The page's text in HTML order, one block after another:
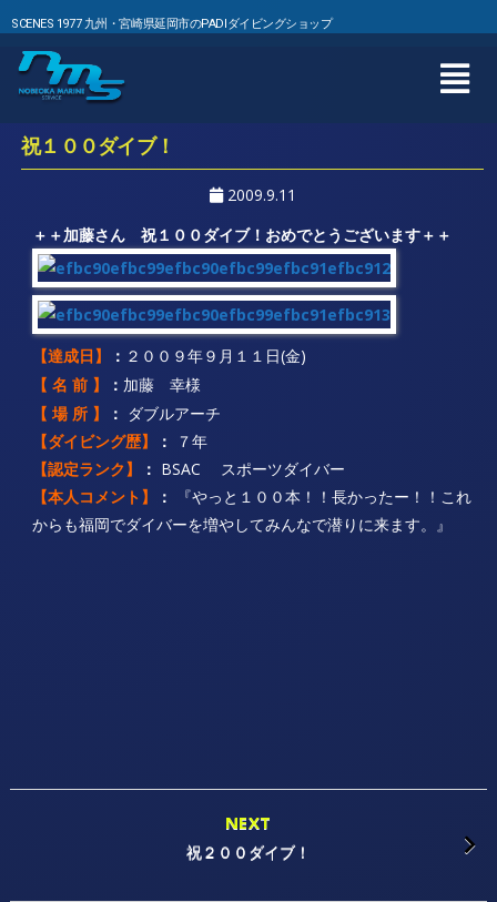
SCENES 1977 九州・宮崎県延岡市のPADIダイビングショップ
祝１００ダイブ！
2009.9.11
＋＋加藤さん 祝１００ダイブ！おめでとうございます＋＋
【達成日】 ： ２００９年９月１１日(金)
【 名 前 】 ： 加藤 幸様
【 場 所 】
： ダブルアーチ
【ダイビング歴】 ：
７年
【認定ランク】
： BSAC スポーツダイバー
【本人コメント】
：
『やっと１００本！！長かったー！！これ
からも福岡でダイバーを増やしてみんなで潜りに来ます。』
NEXT
祝２００ダイブ！